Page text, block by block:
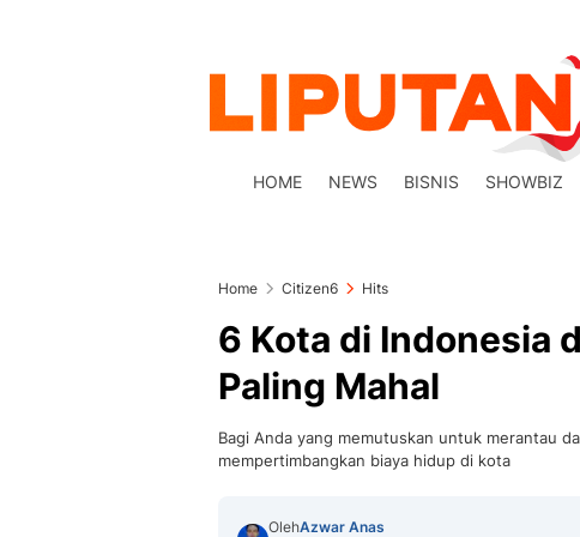
HOME NEWS BISNIS SHOWBIZ
Home Citizen6 Hits
6 Kota di Indonesia
Paling Mahal
Bagi Anda yang memutuskan untuk merantau
mempertimbangkan biaya hidup di kota
OlehAzwar Anas